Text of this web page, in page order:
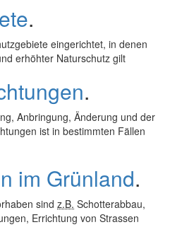
.
eingerichtet, in denen
erhöhter Naturschutz gilt
.
Anbringung, Änderung und der
ist in bestimmten Fällen
im Grünland.
sind z.B. Schotterabbau,
Errichtung von Strassen